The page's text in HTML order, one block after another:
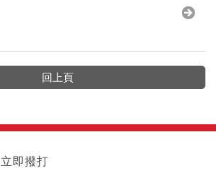
回上頁
立即撥打